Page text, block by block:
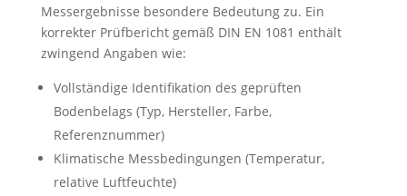
Messergebnisse besondere Bedeutung zu. Ein
korrekter Prüfbericht gemäß DIN EN 1081 enthält
zwingend Angaben wie:
Vollständige Identifikation des geprüften
Bodenbelags (Typ, Hersteller, Farbe,
Referenznummer)
Klimatische Messbedingungen (Temperatur,
relative Luftfeuchte)